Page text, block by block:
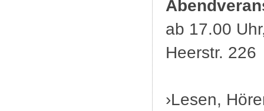
ab 17.00
Heerstr. 226
›Lesen,